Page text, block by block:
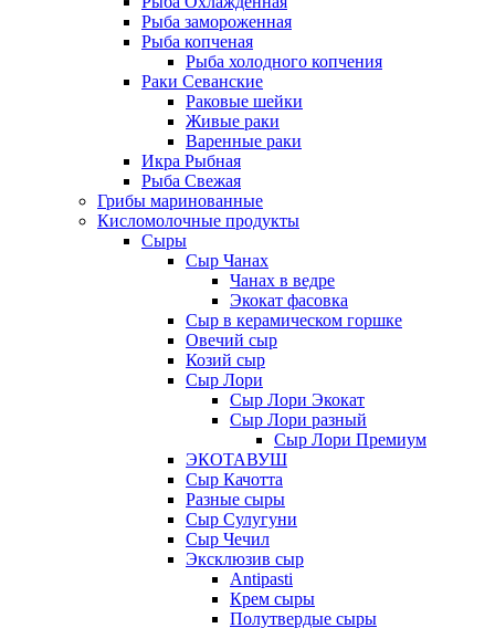
Рыба замороженная
Рыба копченая
Рыба холодного копчения
Раки Севанские
Раковые шейки
Живые раки
Варенные раки
Икра Рыбная
Рыба Свежая
Грибы маринованные
Кисломолочные продукты
Сыры
Сыр Чанах
Чанах в ведре
Экокат фасовка
Сыр в керамическом горшке
Овечий сыр
Козий сыр
Сыр Лори
Сыр Лори Экокат
Сыр Лори разный
Сыр Лори Премиум
ЭКОТАВУШ
Сыр Качотта
Разные сыры
Сыр Сулугуни
Сыр Чечил
Эксклюзив сыр
Antipasti
Крем сыры
Полутвердые сыры